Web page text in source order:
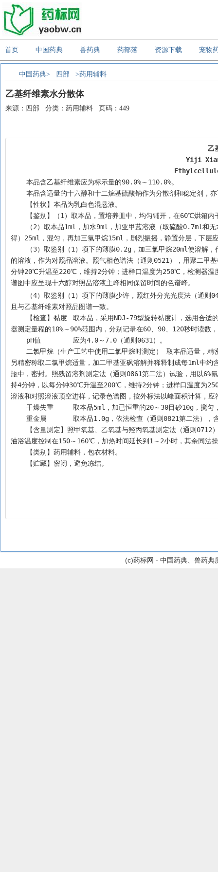
首页 中国药典 兽药典 药部落 资源下载 宠物
中国药典> 四部 >药用辅料
乙基纤维素水分散体
来源：四部 分类：药用辅料 页码：449
乙
Yiji
    本品含乙基纤维素应为标示量的90.0%～110.0%。
本品含适量的十六醇和十二烷基硫酸钠作为分散剂和稳定剂
    【性状】本品为乳白色混悬液。
【鉴别】（1）取本品，置培养皿中，均匀铺开，在60℃烘箱
得）25ml，混匀，再加三氯甲烷15ml，剧烈振摇，静置分层，下层
的溶液，作为对照品溶液。照气相色谱法（通则0521），用聚二甲
分钟20℃升温至220℃，维持2分钟；进样口温度为250℃，检测器
谱图中应呈现十六醇对照品溶液主峰相同保留时间的色谱峰。
（4）取鉴别（1）项下的薄膜少许，照红外分光光度法（
且与乙基纤维素对照品图谱一致。
器测定量程的10%～90%范围内，分别记录在60、90、120秒时读数
    pH值	应为4.0～7.0（通则0631）。
另精密称取二氯甲烷适量，加二甲基亚砜溶解并稀释制成每1ml中
瓶中，密封。照残留溶剂测定法（通则0861第二法）试验，用以
持4分钟，以每分钟30℃升温至200℃，维持2分钟；进样口温度为
溶液和对照溶液顶空进样，记录色谱图，按外标法以峰面积计算，应
干燥失重	取本品5ml，加已恒重的20～30目砂
重金属	取本品1.0g，依法检查（通则0821第二法
油浴温度控制在150～160℃，加热时间延长到1～2小时，其余同
    【类别】药用辅料，包衣材料。
    【贮藏】密闭，避免冻结。
(c)药标网 - 中国药典、兽药典